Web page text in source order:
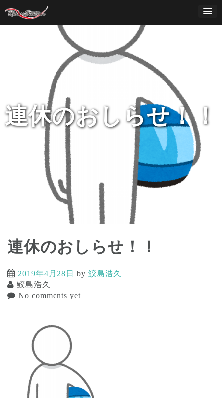
content
連休のおしらせ！！
連休のおしらせ！！
2019年4月28日 by 鮫島浩久
鮫島浩久
No comments yet